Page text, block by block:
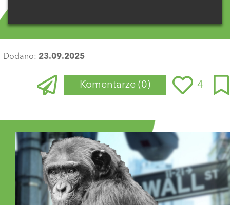
Dodano: 23.09.2025
Komentarze (0) 4